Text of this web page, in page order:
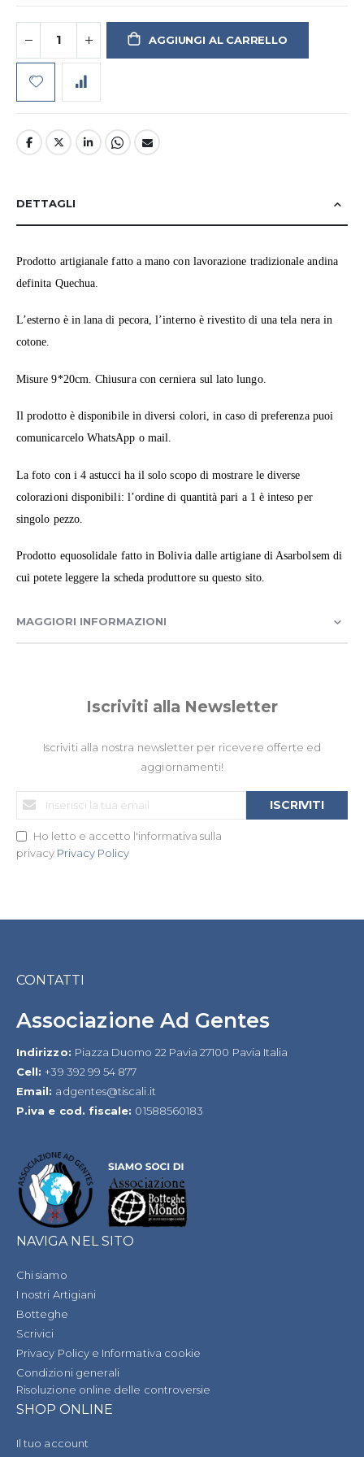
AGGIUNGI AL CARRELLO
DETTAGLI
Prodotto artigianale fatto a mano con lavorazione tradizionale andina
definita Quechua.
L’esterno è in lana di pecora, l’interno è rivestito di una tela nera in
cotone.
Misure 9*20cm. Chiusura con cerniera sul lato lungo.
Il prodotto è disponibile in diversi colori, in caso di preferenza puoi
comunicarcelo WhatsApp o mail.
La foto con i 4 astucci ha il solo scopo di mostrare le diverse
colorazioni disponibili: l’ordine di quantità pari a 1 è inteso per
singolo pezzo.
Prodotto equosolidale fatto in Bolivia dalle artigiane di Asarbolsem di
cui potete leggere la scheda produttore su questo sito.
MAGGIORI INFORMAZIONI
Iscriviti alla Newsletter
Iscriviti alla nostra newsletter per ricevere offerte ed
aggiornamenti!
Iscriviti
nostra
Ho letto e accetto l'informativa sulla
privacy Privacy Policy
ISCRIVITI
CONTATTI
Associazione Ad Gentes
Indirizzo: Piazza Duomo 22 Pavia 27100 Pavia Italia
Cell:+39 392 99 54 877
Email: adgentes@tiscali.it
P.iva e cod. fiscale: 01588560183
NAVIGA NEL SITO
Chi siamo
I nostri Artigiani
Botteghe
Scrivici
Privacy Policy e Informativa cookie
Condizioni generali
Risoluzione online delle controversie
SHOP ONLINE
Il tuo account